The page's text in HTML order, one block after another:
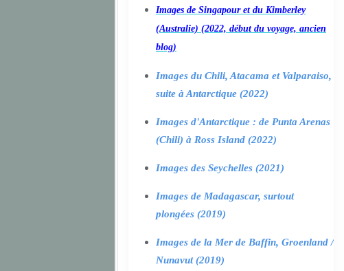
Images de Singapour et du Kimberley
(Australie) (2022, début du voyage, ancien
blog)
Images du Chili, Atacama et Valparaiso,
suite à Antarctique (2022)
Images d'Antarctique : de Punta Arenas
(Chili) à Ross Island (2022)
Images des Seychelles (2021)
Images de Madagascar, surtout
plongées (2019)
Images de la Mer de Baffin, Groenland /
Nunavut (2019)